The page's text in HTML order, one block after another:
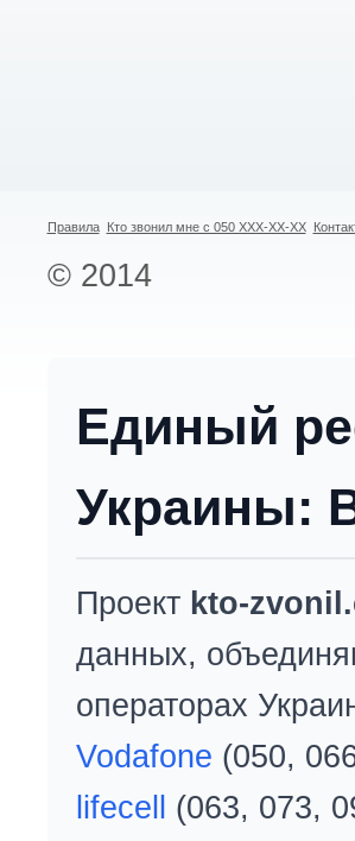
Правила Кто звонил мне с 050 XXX-XX-XX
© 2014
Единый
Украины:
Проект kto-
данных,
операторах
Vodafone (050,
lifecell
(063, 073,